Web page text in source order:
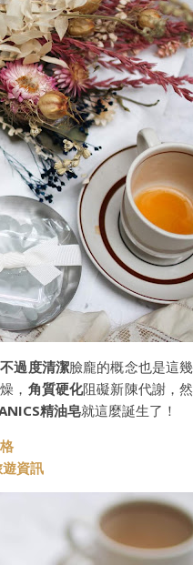
過度清潔臉龐的概念也是這
， 角質硬化阻礙新陳代謝，
精油皂就這麼誕生了！
資訊